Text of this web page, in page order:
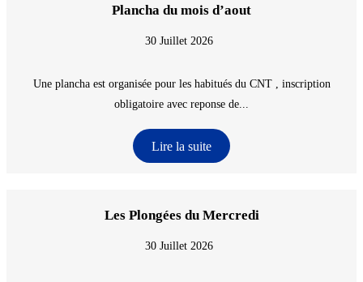
Plancha du mois d’aout
30 Juillet 2026
Une plancha est organisée pour les habitués du CNT , inscription
obligatoire avec reponse de...
Lire la suite
Les Plongées du Mercredi
30 Juillet 2026